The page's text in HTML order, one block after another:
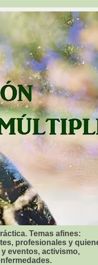
Temas afines:
profesionales y
eventos, activismo,